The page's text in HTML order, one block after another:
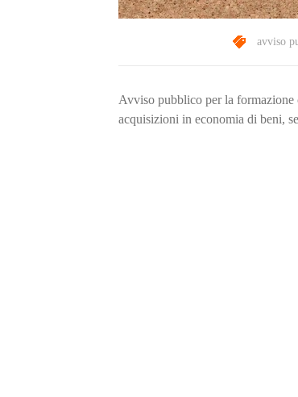
avviso
Avviso pubblico per la formazione
acquisizioni in economia di beni,